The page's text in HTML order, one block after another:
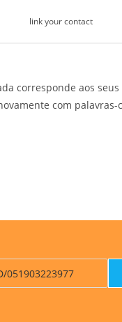
link your contact
corresponde aos
com